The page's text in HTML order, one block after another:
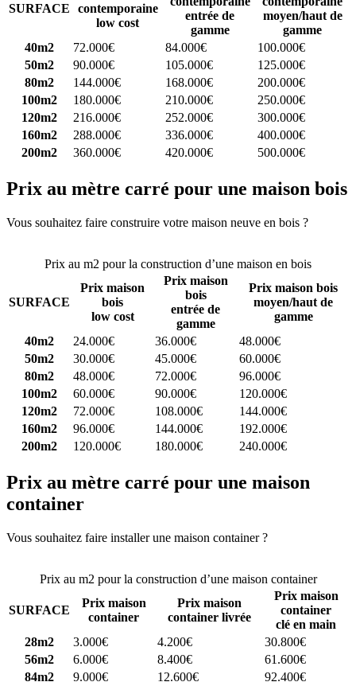
SURFACE
contemporaine
low cost
entrée de
gamme
moyen/haut de
gamme
40m2
72.000€ 84.000€
100.000€
50m2
90.000€ 105.000€
125.000€
80m2
144.000€ 168.000€
200.000€
100m2
180.000€ 210.000€
250.000€
120m2
216.000€ 252.000€
300.000€
160m2
288.000€ 336.000€
400.000€
200m2
360.000€ 420.000€ 500.000€
Prix au mètre carré pour une maison bois
Vous souhaitez faire construire votre maison neuve en bois ?
Prix au m2 pour la construction d’une maison en bois
SURFACE
Prix maison
bois
low cost
Prix maison
bois
entrée de
gamme
Prix maison bois
moyen/haut de
gamme
40m2
24.000€ 36.000€
48.000€
50m2
30.000€ 45.000€
60.000€
80m2
48.000€ 72.000€
96.000€
100m2
60.000€ 90.000€
120.000€
120m2
72.000€ 108.000€
144.000€
160m2
96.000€ 144.000€
192.000€
200m2
120.000€ 180.000€ 240.000€
Prix au mètre carré pour une maison
container
Vous souhaitez faire installer une maison container ?
Prix au m2 pour la construction d’une maison container
SURFACE
Prix maison
container
Prix maison
container livrée
Prix maison
container
clé en main
28m2
3.000€ 4.200€
30.800€
56m2
6.000€ 8.400€
61.600€
84m2
9.000€ 12.600€
92.400€